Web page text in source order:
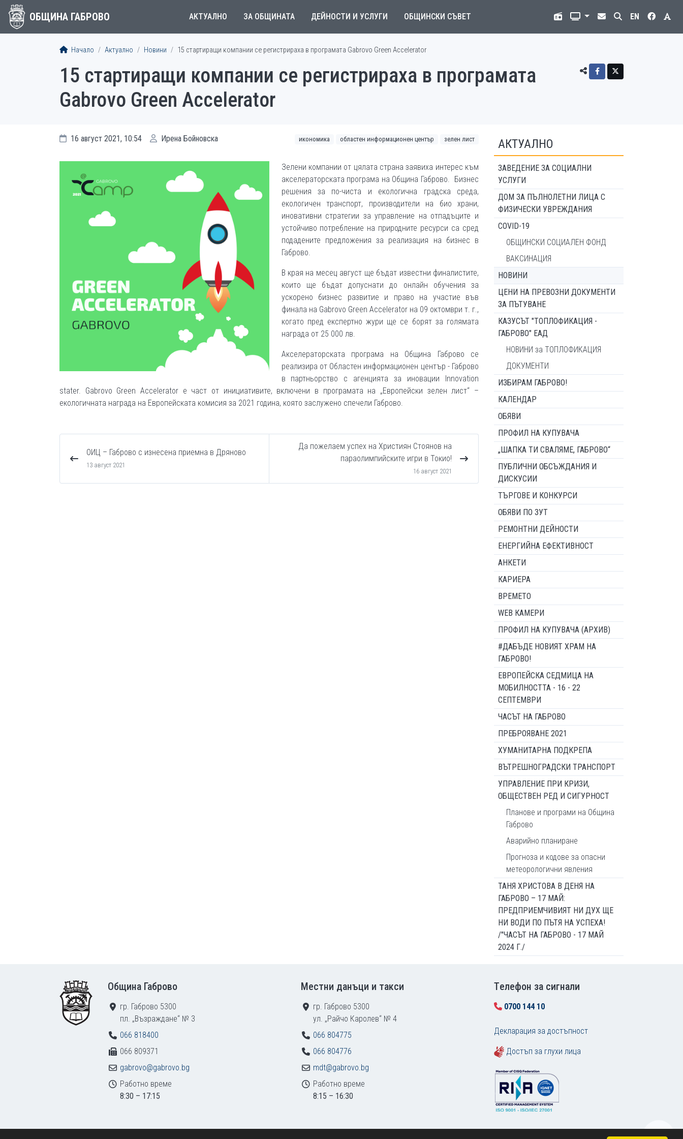
ОБЩИНА ГАБРОВО АКТУАЛНО ЗА ОБЩИНАТА ДЕЙНОСТИ И УСЛУГИ ОБЩИНСКИ СЪВЕТ EN
Начало Актуално Новини 15 стартиращи компании се регистрираха в програмата Gabrovo Green Accelerator
15 стартиращи компании се регистрираха в програмата
Gabrovo Green Accelerator
16 август 2021, 10:54 Ирена Бойновска икономика областен информационен център зелен лист
Зелени компании от цялата страна заявиха интерес към
акселераторската програма на Община Габрово. Бизнес
решения за по-чиста и екологична градска среда,
екологичен транспорт, производители на био храни,
иновативни стратегии за управление на отпадъците и
устойчиво потребление на природните ресурси са сред
подадените предложения за реализация на бизнес в
Габрово.
В края на месец август ще бъдат известни финалистите,
които ще бъдат допуснати до онлайн обучения за
ускорено бизнес развитие и право на участие във
финала на Gabrovo Green Accelerator на 09 октомври т. г.,
когато пред експертно жури ще се борят за голямата
награда от 25 000 лв.
Акселераторската програма на Община Габрово се
реализира от Областен информационен център - Габрово
в партньорство с агенцията за иновации Innovation
stater. Gabrovo Green Accelerator е част от инициативите, включени в програмата на „Европейски зелен лист“ –
екологичната награда на Европейската комисия за 2021 година, която заслужено спечели Габрово.
ОИЦ – Габрово с изнесена приемна в Дряново
13 август 2021
Да пожелаем успех на Християн Стоянов на
параолимпийските игри в Токио!
16 август 2021
АКТУАЛНО
ЗАВЕДЕНИЕ ЗА СОЦИАЛНИ
УСЛУГИ
ДОМ ЗА ПЪЛНОЛЕТНИ ЛИЦА С
ФИЗИЧЕСКИ УВРЕЖДАНИЯ
COVID-19
ОБЩИНСКИ СОЦИАЛЕН ФОНД
ВАКСИНАЦИЯ
НОВИНИ
ЦЕНИ НА ПРЕВОЗНИ ДОКУМЕНТИ
ЗА ПЪТУВАНЕ
КАЗУСЪТ "ТОПЛОФИКАЦИЯ -
ГАБРОВО" ЕАД
НОВИНИ за ТОПЛОФИКАЦИЯ
ДОКУМЕНТИ
ИЗБИРАМ ГАБРОВО!
КАЛЕНДАР
ОБЯВИ
ПРОФИЛ НА КУПУВАЧА
„ШАПКА ТИ СВАЛЯМЕ, ГАБРОВО“
ПУБЛИЧНИ ОБСЪЖДАНИЯ И
ДИСКУСИИ
ТЪРГОВЕ И КОНКУРСИ
ОБЯВИ ПО ЗУТ
РЕМОНТНИ ДЕЙНОСТИ
ЕНЕРГИЙНА ЕФЕКТИВНОСТ
АНКЕТИ
КАРИЕРА
ВРЕМЕТО
WEB КАМЕРИ
ПРОФИЛ НА КУПУВАЧА (АРХИВ)
#ДАБЪДЕ НОВИЯТ ХРАМ НА
ГАБРОВО!
ЕВРОПЕЙСКА СЕДМИЦА НА
МОБИЛНОСТТА - 16 - 22
СЕПТЕМВРИ
ЧАСЪТ НА ГАБРОВО
ПРЕБРОЯВАНЕ 2021
ХУМАНИТАРНА ПОДКРЕПА
ВЪТРЕШНОГРАДСКИ ТРАНСПОРТ
УПРАВЛЕНИЕ ПРИ КРИЗИ,
ОБЩЕСТВЕН РЕД И СИГУРНОСТ
Планове и програми на Община
Габрово
Аварийно планиране
Прогноза и кодове за опасни
метеорологични явления
ТАНЯ ХРИСТОВА В ДЕНЯ НА
ГАБРОВО – 17 МАЙ:
ПРЕДПРИЕМЧИВИЯТ НИ ДУХ ЩЕ
НИ ВОДИ ПО ПЪТЯ НА УСПЕХА!
/"ЧАСЪТ НА ГАБРОВО - 17 МАЙ
2024 Г./
Община Габрово
гр. Габрово 5300
пл. „Възраждане“ № 3
066 818400
066 809371
gabrovo@gabrovo.bg
Работно време
8:30 – 17:15
Местни данъци и такси
гр. Габрово 5300
ул. „Райчо Каролев“ № 4
066 804775
066 804776
mdt@gabrovo.bg
Работно време
8:15 – 16:30
Tелефон за сигнали
0700 144 10
Декларация за достъпност
Достъп за глухи лица